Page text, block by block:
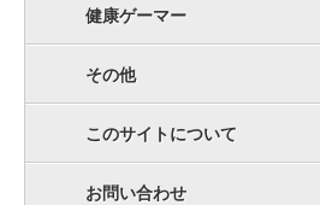
健康ゲーマー
その他
このサイトについて
お問い合わせ